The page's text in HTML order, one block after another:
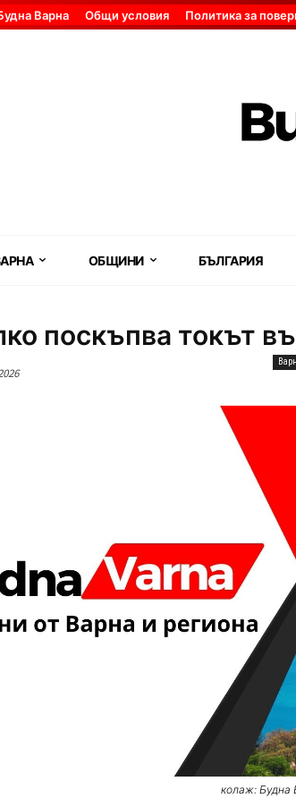
Варна Общи условия Политика за
ОБЩИНИ БЪЛГАРИЯ
поскъпва токът
колаж: Будна